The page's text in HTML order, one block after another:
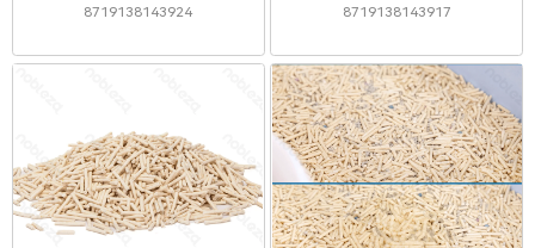
8719138143924 8719138143917